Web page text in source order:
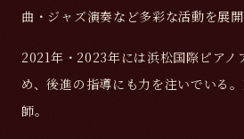
曲・ジャズ演奏など多彩な活動を展開
2021年・2023年には浜松国際ピアノ
め、後進の指導にも力を注いでいる
師。